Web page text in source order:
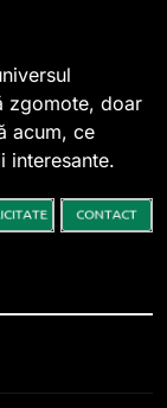
de
privind
de
zgomote, doar
acum, ce
interesante.